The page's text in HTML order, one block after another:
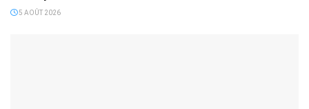
5 AOÛT 2026